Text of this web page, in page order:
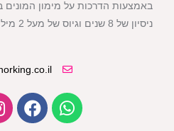
באמצעות הדרכות על מימון המונים
ניסיון של 8 שנים וגיוס של מעל 2 מיליון ש"ח בהדסטארט.